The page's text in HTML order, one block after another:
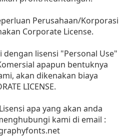
Perusahaan/Korporasi
Corporate License.
lisensi "Personal Use"
apapun bentuknya
akan dikenakan biaya
LICENSE.
apa yang akan anda
kami di email :